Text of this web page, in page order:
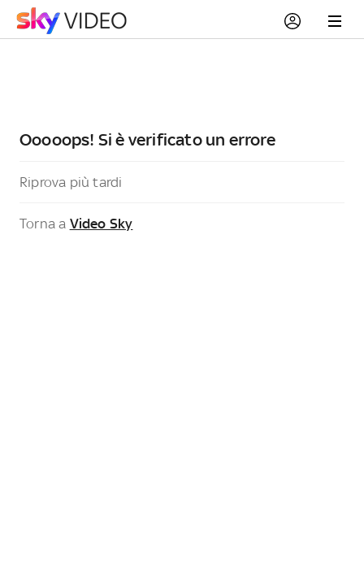
Ooooops! Si è verificato un errore
Riprova più tardi
Torna a Video Sky